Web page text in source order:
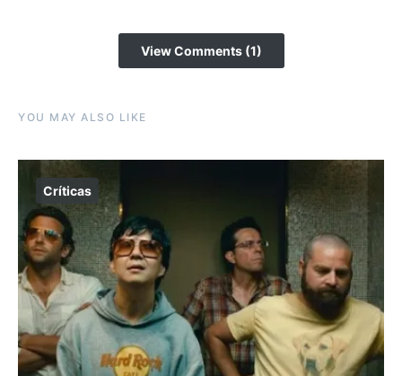
View Comments (1)
YOU MAY ALSO LIKE
Críticas